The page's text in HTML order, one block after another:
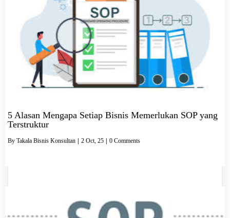
5 Alasan Mengapa Setiap Bisnis Memerlukan SOP yang
Terstruktur
By Takala Bisnis Konsultan 2 Oct, 25 0 Comments